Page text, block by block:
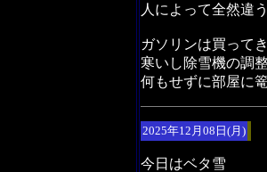
人によって全然違
ガソリンは買って
寒いし除雪機の調
何もせずに部屋に
2025年12月08日(月)
今日はベタ雪